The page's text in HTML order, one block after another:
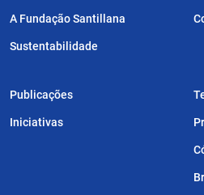
A Fundação Santillana
Sustentabilidade
Publicações
Iniciativas